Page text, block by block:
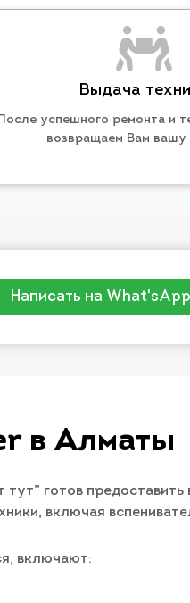
Выдача
успешного ремонта и
возвращаем Вам вашу
Написать на What'sApp
в Алматы
готов предоставить
включая
включают: